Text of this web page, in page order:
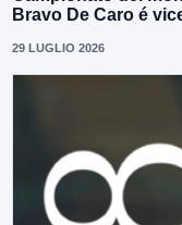
Bravo De Caro é
29 LUGLIO 2026